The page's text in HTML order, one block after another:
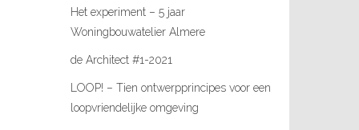
Het experiment – 5 jaar
Woningbouwatelier Almere
de Architect #1-2021
LOOP! – Tien ontwerpprincipes voor een
loopvriendelijke omgeving